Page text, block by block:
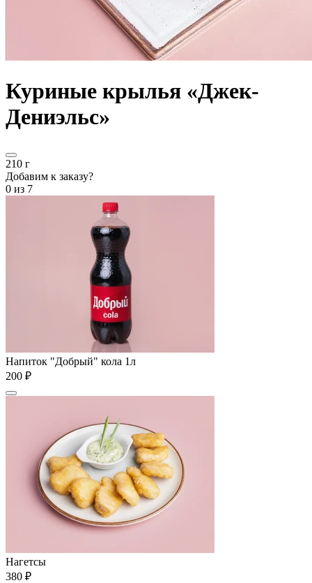
Куриные крылья «Джек-
Дениэльс»
210 г
Добавим к заказу?
0 из 7
Напиток "Добрый" кола 1л
200 ₽
Нагетсы
380 ₽